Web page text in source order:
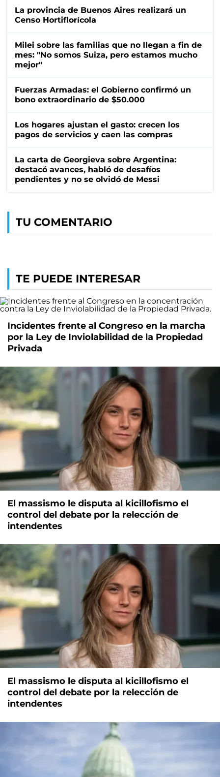
La provincia de Buenos Aires realizará un
Censo Hortiflorícola
Milei sobre las familias que no llegan a fin de
mes: "No somos Suiza, pero estamos mucho
mejor"
Fuerzas Armadas: el Gobierno confirmó un
bono extraordinario de $50.000
Los hogares ajustan el gasto: crecen los
pagos de servicios y caen las compras
La carta de Georgieva sobre Argentina:
destacó avances, habló de desafíos
pendientes y no se olvidó de Messi
TU COMENTARIO
TE PUEDE INTERESAR
Incidentes frente al Congreso en la marcha
por la Ley de Inviolabilidad de la Propiedad
Privada
El massismo le disputa al kicillofismo el
control del debate por la relección de
intendentes
El massismo le disputa al kicillofismo el
control del debate por la relección de
intendentes